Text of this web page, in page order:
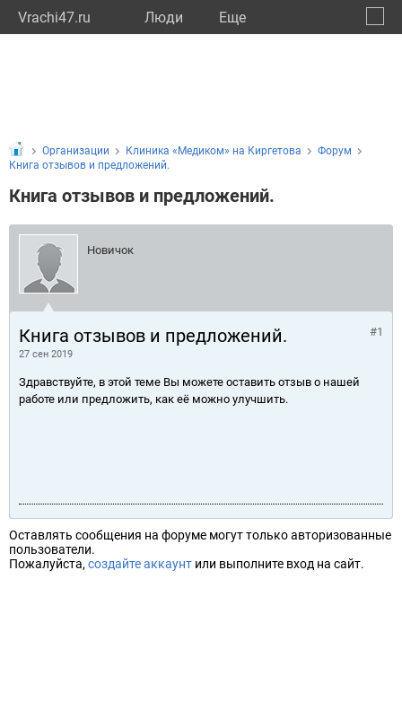
Vrachi47.ru Люди Eще
Организации Клиника «Медиком» на Киргетова
Форум
Книга отзывов и предложений.
Книга отзывов и предложений.
Новичок
Книга отзывов и предложений.
27 сен 2019
#1
Здравствуйте, в этой теме Вы можете оставить отзыв о нашей
работе или предложить, как её можно улучшить.
Оставлять сообщения на форуме могут только авторизованные
пользователи.
Пожалуйста, создайте аккаунт или выполните вход на сайт.